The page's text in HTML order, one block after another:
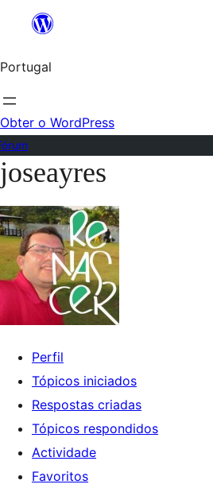
Saltar
o
conteúdo
Portugal
Obter o WordPress
Saltar
para
o
conteúdo
joseayres
Perfil
Tópicos iniciados
Respostas criadas
Tópicos respondidos
Actividade
Favoritos